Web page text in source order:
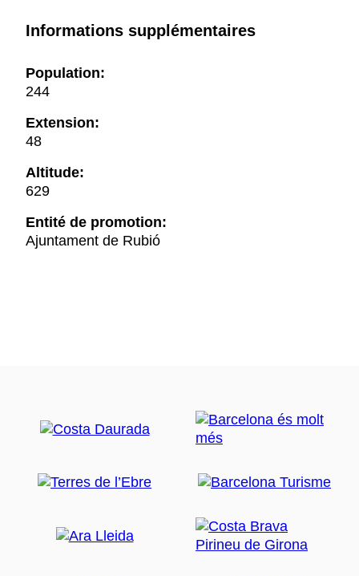
Informations supplémentaires
Population:
244
Extension:
48
Altitude:
629
Entité de promotion:
Ajuntament de Rubió